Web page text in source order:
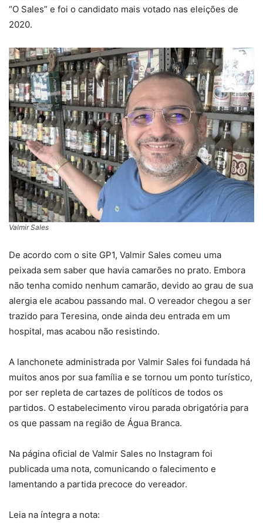
“O Sales” e foi o candidato mais votado nas eleições de
2020.
Valmir Sales
De acordo com o site GP1, Valmir Sales comeu uma
peixada sem saber que havia camarões no prato. Embora
não tenha comido nenhum camarão, devido ao grau de sua
alergia ele acabou passando mal. O vereador chegou a ser
trazido para Teresina, onde ainda deu entrada em um
hospital, mas acabou não resistindo.
A lanchonete administrada por Valmir Sales foi fundada há
muitos anos por sua família e se tornou um ponto turístico,
por ser repleta de cartazes de políticos de todos os
partidos. O estabelecimento virou parada obrigatória para
os que passam na região de Água Branca.
Na página oficial de Valmir Sales no Instagram foi
publicada uma nota, comunicando o falecimento e
lamentando a partida precoce do vereador.
Leia na íntegra a nota: